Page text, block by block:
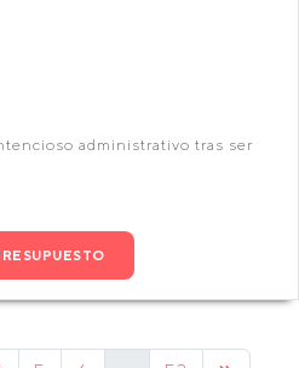
administrativo tras ser